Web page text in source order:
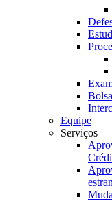
Equipe
Serviços